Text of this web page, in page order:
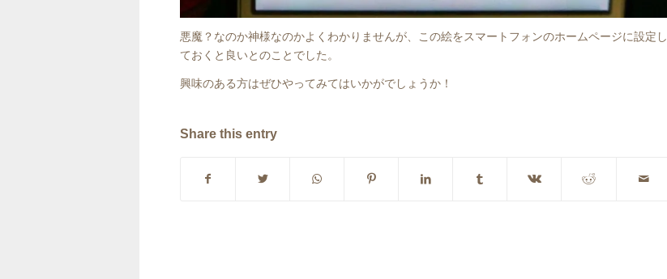
悪魔？なのか神様なのかよくわかりませんが、この絵をスマートフォンのホームページに設定し
ておくと良いとのことでした。
興味のある方はぜひやってみてはいかがでしょうか！
Share this entry